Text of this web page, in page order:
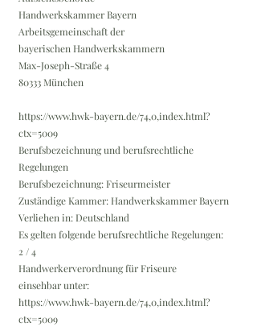
Handwerkskammer Bayern
Arbeitsgemeinschaft der
bayerischen Handwerkskammern
Max-Joseph-Straße 4
80333 München
https://www.hwk-bayern.de/74,0,index.html?
ctx=5009
Berufsbezeichnung und berufsrechtliche
Regelungen
Berufsbezeichnung: Friseurmeister
Zuständige Kammer: Handwerkskammer Bayern
Verliehen in: Deutschland
Es gelten folgende berufsrechtliche Regelungen:
2 / 4
Handwerkerverordnung für Friseure
einsehbar unter:
https://www.hwk-bayern.de/74,0,index.html?
ctx=5009